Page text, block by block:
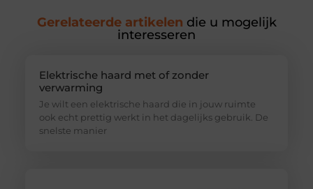
Gerelateerde artikelen die u mogelijk
interesseren
Elektrische haard met of zonder
verwarming
Je wilt een elektrische haard die in jouw ruimte
ook echt prettig werkt in het dagelijks gebruik. De
snelste manier